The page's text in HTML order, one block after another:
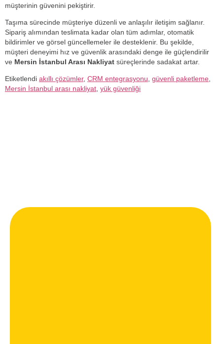
müşterinin güvenini pekiştirir.
Taşıma sürecinde müşteriye düzenli ve anlaşılır iletişim sağlanır.
Sipariş alımından teslimata kadar olan tüm adımlar, otomatik
bildirimler ve görsel güncellemeler ile desteklenir. Bu şekilde,
müşteri deneyimi hız ve güvenlik arasındaki denge ile güçlendirilir
ve Mersin İstanbul Arası Nakliyat süreçlerinde sadakat artar.
Etiketlendi akıllı çözümler, CRM entegrasyonu, güvenli paketleme,
Mersin İstanbul arası nakliyat, yük güvenliği